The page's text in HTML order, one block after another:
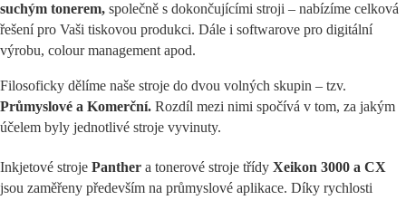
suchým tonerem, společně s dokončujícími stroji – nabízíme celková
řešení pro Vaši tiskovou produkci. Dále i softwarove pro digitální
výrobu, colour management apod.
Filosoficky dělíme naše stroje do dvou volných skupin – tzv.
Průmyslové a Komerční. Rozdíl mezi nimi spočívá v tom, za jakým
účelem byly jednotlivé stroje vyvinuty.
Inkjetové stroje Panther a tonerové stroje třídy Xeikon 3000 a CX
jsou zaměřeny především na průmyslové aplikace. Díky rychlosti